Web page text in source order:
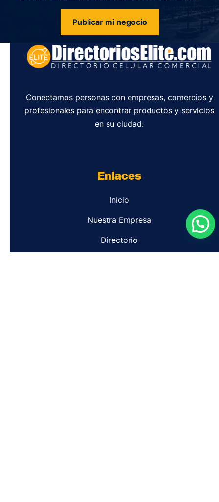
Publicar mi negocio
Conectamos personas con empresas, comercios y
profesionales para encontrar productos y servicios
en su ciudad.
Enlaces
Inicio
Nuestra Empresa
Directorio